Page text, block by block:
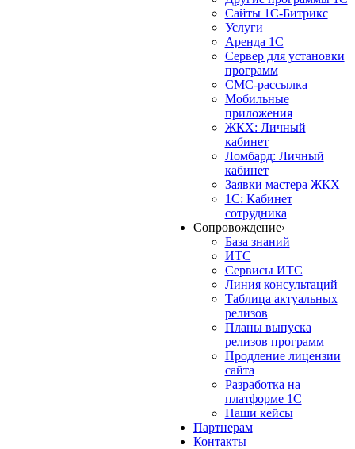
Сайты 1С-Битрикс
Услуги
Аренда 1С
Сервер для установки
программ
СМС-рассылка
Мобильные
приложения
ЖКХ: Личный
кабинет
Ломбард: Личный
кабинет
Заявки мастера ЖКХ
1С: Кабинет
сотрудника
Сопровождение›
База знаний
ИТС
Сервисы ИТС
Линия консультаций
Таблица актуальных
релизов
Планы выпуска
релизов программ
Продление лицензии
сайта
Разработка на
платформе 1С
Наши кейсы
Партнерам
Контакты